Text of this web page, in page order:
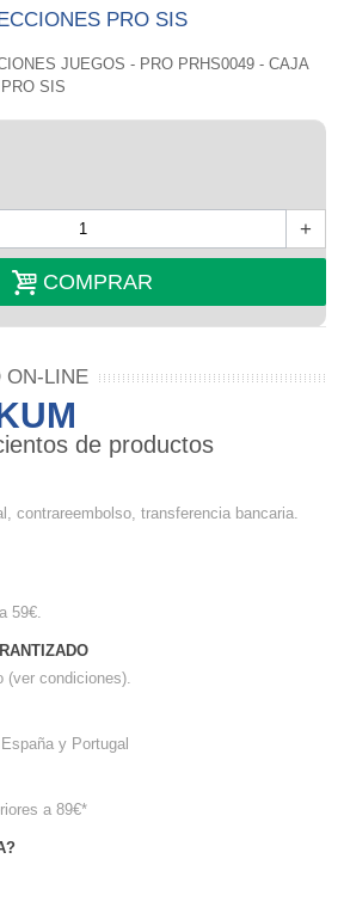
PRO SIS
JUEGOS - PRO PRHS0049 - CAJA
SIS
+
COMPRAR
ON-LINE
de productos
contrareembolso, transferencia bancaria.
59€.
(ver condiciones).
y Portugal
a 89€*